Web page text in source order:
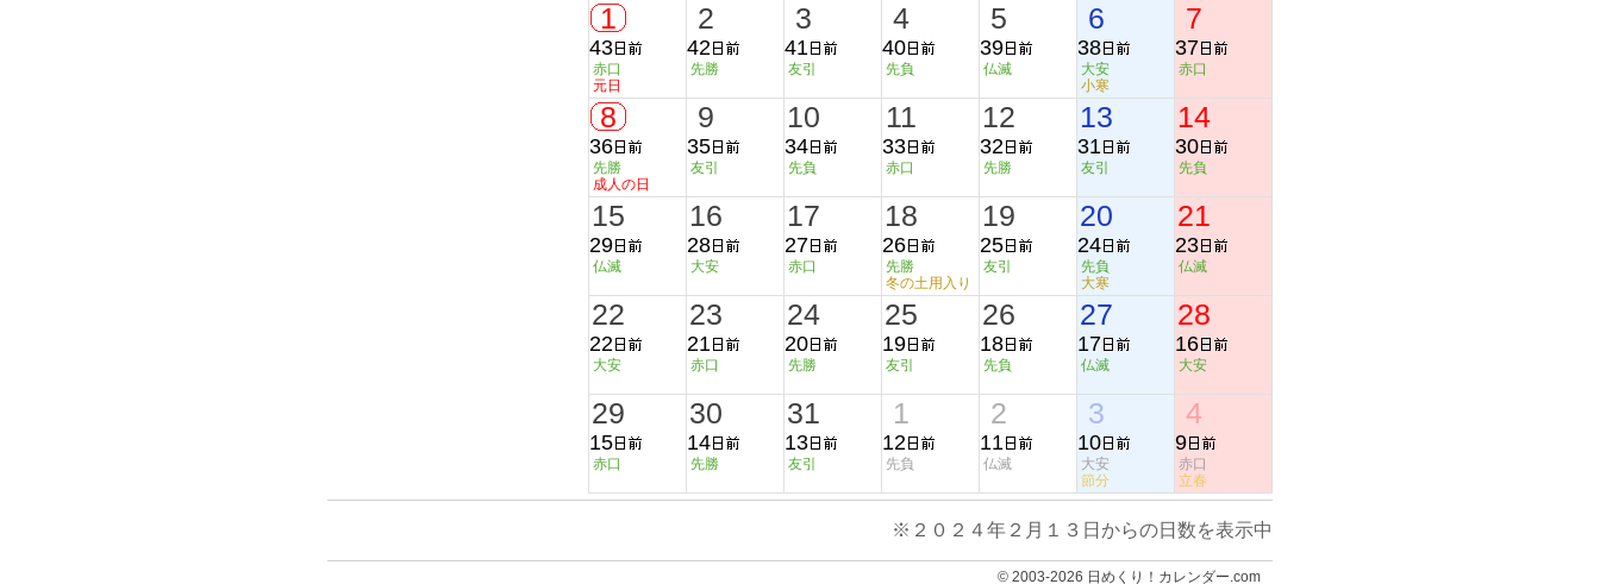
1
43
赤口
元日
2
42
先勝
3
41
友引
4
40
先負
5
39
仏滅
6
38
大安
小寒
7
37
赤口
8
36
先勝
成人の日
9
35
友引
10
34
先負
11
33
赤口
12
32
先勝
13
31
友引
14
30
先負
15
29
仏滅
16
28
大安
17
27
赤口
18
26
先勝
冬の土用入り
19
25
友引
20
24
先負
大寒
21
23
仏滅
22
22
大安
23
21
赤口
24
20
先勝
25
19
友引
26
18
先負
27
17
仏滅
28
16
大安
29
15
赤口
30
14
先勝
31
13
友引
1
12
先負
2
11
仏滅
3
10
大安
節分
4
9
赤口
立春
※２０２４年２月１３日からの日数を表示中
© 2003-2026 日めくり！カレンダー.com